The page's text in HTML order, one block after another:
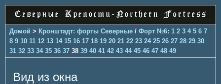
Домой > Кронштадт: форты Северные / Форт №6: 1 2 3 4 5 6 7
8 9 10 11 12 13 14 15 16 17 18 19 20 21 22 23 24 25 26 27 28 29 30
31 32 33 34 35 36 37 38 39 40 41 42 43 44 45 46 47 48 49
Вид из окна